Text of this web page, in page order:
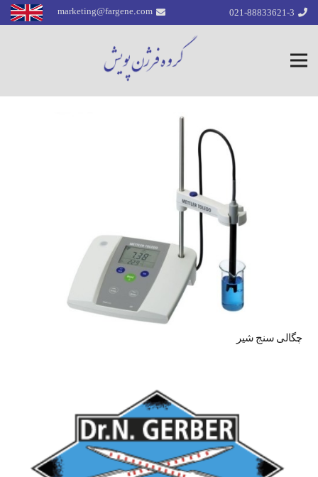
021-88833621-3
marketing@fargene.com
چگالی سنج شیر